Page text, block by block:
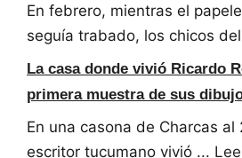
En febrero, mientras el
seguía trabado, los chicos
La casa donde vivió Ricardo
primera muestra de sus
En una casona de Charcas
escritor tucumano vivió ...